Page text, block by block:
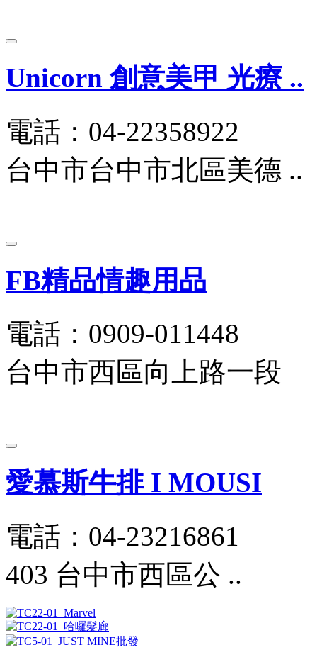
Unicorn 創意美甲 光療 ..
電話：04-22358922
台中市台中市北區美德 ..
FB精品情趣用品
電話：0909-011448
台中市西區向上路一段
愛慕斯牛排 I MOUSI
電話：04-23216861
403 台中市西區公 ..